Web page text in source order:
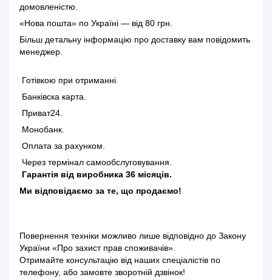
домовленістю.
«Нова пошта» по Україні — від 80 грн.
Більш детальну інформацію про доставку вам повідомить
менеджер.
Готівкою при отриманні.
Банківска карта.
Приват24.
Монобанк.
Оплата за рахунком.
Через термінал самообслуговування.
Гарантія від виробника 36 місяців.
Ми відповідаємо за те, що продаємо!
Повернення техніки можливо лише відповідно до Закону
України «Про захист прав споживачів»
Отримайте консультацію від наших спеціалістів по
телефону, або замовте зворотній дзвінок!